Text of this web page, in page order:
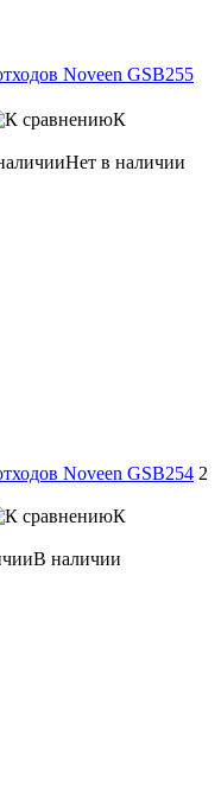
Noveen GSB255
К
Нет в наличии
Noveen GSB254 2
К
В наличии